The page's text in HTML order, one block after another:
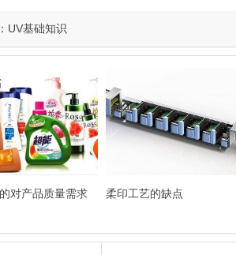
UV基础知识
对产品质量需求 柔印工艺的缺点